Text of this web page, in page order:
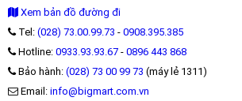
Xem bản đồ đường đi
Tel: (028) 73.00.99.73 - 0908.395.385
Hotline: 0933.93.93.67 - 0896 443 868
Bảo hành: (028) 73 00 99 73 (máy lẻ 1311)
Email: info@bigmart.com.vn